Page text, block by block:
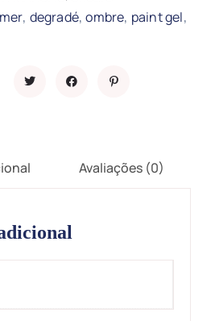
, degradé,ombre, paint gel,
Avaliações (0)